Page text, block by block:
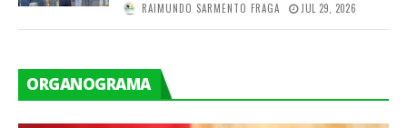
RAIMUNDO SARMENTO FRAGA JUL 29, 2026
ORGANOGRAMA